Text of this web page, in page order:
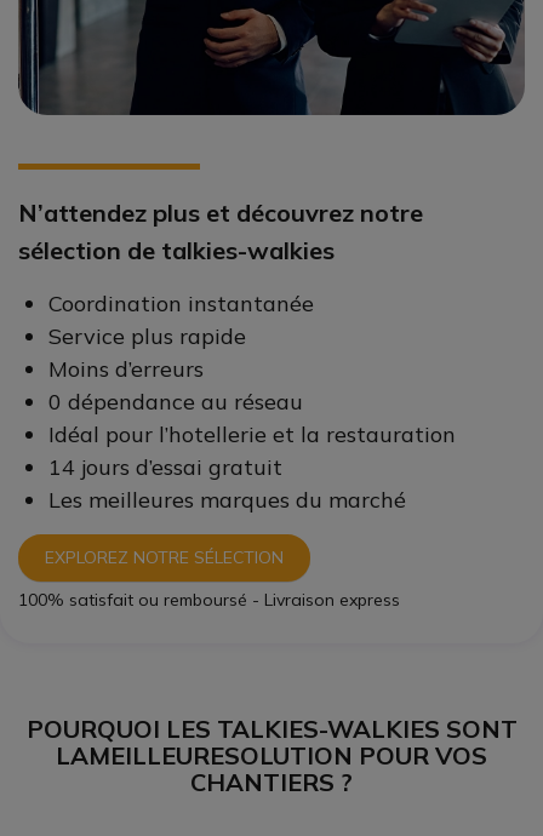
N’attendez plus et découvrez notre
sélection de talkies-walkies
Coordination instantanée
Service plus rapide
Moins d’erreurs
0 dépendance au réseau
Idéal pour l’hotellerie et la restauration
14 jours d’essai gratuit
Les meilleures marques du marché
EXPLOREZ NOTRE SÉLECTION
100% satisfait ou remboursé - Livraison express
POURQUOI LES TALKIES-WALKIES SONT
LAMEILLEURESOLUTION POUR VOS
CHANTIERS ?